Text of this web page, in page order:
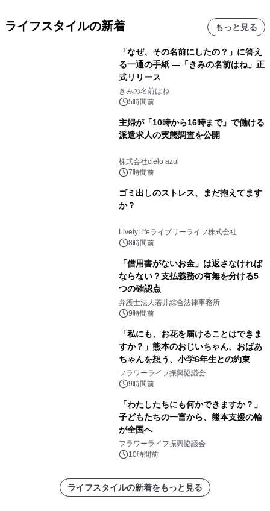
ライフスタイルの新着 もっと見る
「なぜ、その名前にしたの？」に答え
る一通の手紙 ―「きみの名前はね」正
式リリース
きみの名前はね
5時間前
主婦が「10時から16時まで」で働ける
派遣求人の実態調査を公開
株式会社cielo azul
7時間前
ゴミ出しのストレス、まだ抱えてます
か？
LivelyLifeライブリーライフ株式会社
8時間前
「借用書がないお金」は返さなければ
ならない？支払義務の有無を分ける5
つの確認点
弁護士法人若井綜合法律事務所
9時間前
「私にも、お花を届けることはできま
すか？」熊本のおじいちゃん、おばあ
ちゃんを想う、小学6年生との約束
フラワーライフ振興協議会
9時間前
「わたしたちにも何かできますか？」
子どもたちの一言から、熊本支援の輪
が全国へ
フラワーライフ振興協議会
10時間前
ライフスタイルの新着をもっと見る